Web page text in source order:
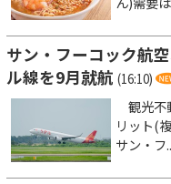
サン・フーコック航
ル線を9月就航 (16:10)
観光不
リット(
サン・フ